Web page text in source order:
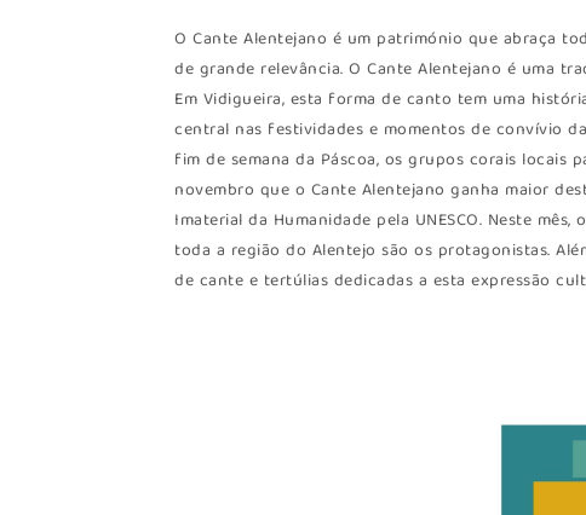
O Cante Alentejano é um património que abraça
de grande relevância. O Cante Alentejano é uma
Em Vidigueira, esta forma de canto tem uma
central nas festividades e momentos de convívio
fim de semana da Páscoa, os grupos corais locais
novembro que o Cante Alentejano ganha maior
Imaterial da Humanidade pela UNESCO. Neste
toda a região do Alentejo são os protagonistas.
de cante e tertúlias dedicadas a esta expressão